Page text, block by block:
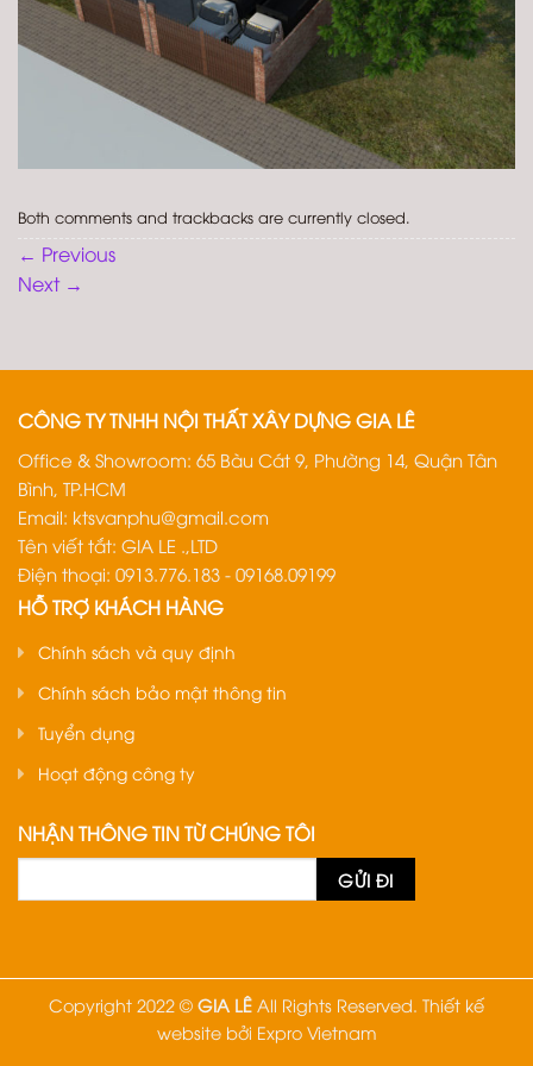
Both comments and trackbacks are currently closed.
← Previous
Next →
CÔNG TY TNHH NỘI THẤT XÂY DỰNG GIA LÊ
Office & Showroom: 65 Bàu Cát 9, Phường 14, Quận Tân
Bình, TP.HCM
Email: ktsvanphu@gmail.com
Tên viết tắt: GIA LE .,LTD
Điện thoại: 0913.776.183 - 09168.09199
HỖ TRỢ KHÁCH HÀNG
Chính sách và quy định
Chính sách bảo mật thông tin
Tuyển dụng
Hoạt động công ty
NHẬN THÔNG TIN TỪ CHÚNG TÔI
Copyright 2022 © GIA LÊ All Rights Reserved. Thiết kế
websitebởi Expro Vietnam